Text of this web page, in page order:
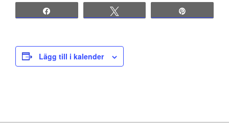
Lägg till i kalender